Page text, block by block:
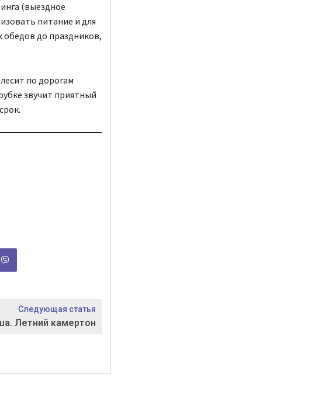
(выездное
питание и для
обедов до праздников,
по дорогам
звучит приятный
Следующая статья
Летний камертон